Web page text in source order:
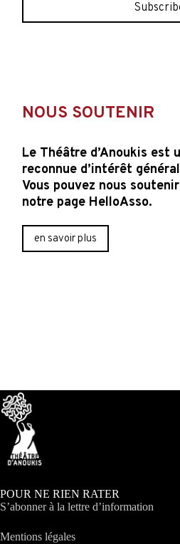
NOUS SOUTENIR
Le Théâtre d’Anoukis est
reconnue d’intérêt
Vous pouvez nous
notre page HelloAsso.
en savoir plus
POUR NE RIEN RATER
S’abonner à la lettre d’information
Mentions légales